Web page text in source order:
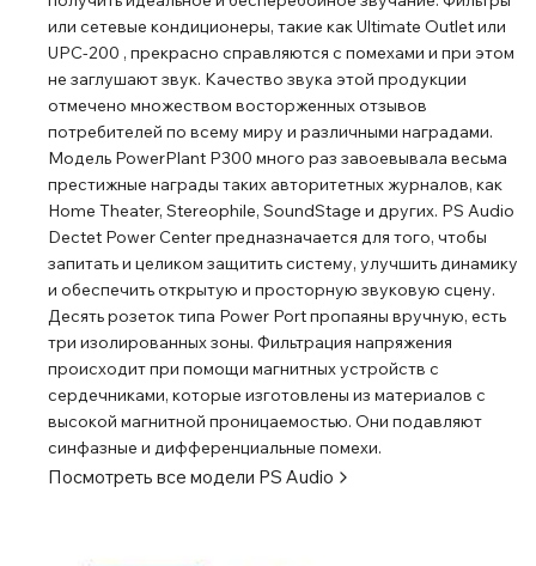
или сетевые кондиционеры, такие как Ultimate Outlet или
UPC-200 , прекрасно справляются с помехами и при этом
не заглушают звук. Качество звука этой продукции
отмечено множеством восторженных отзывов
потребителей по всему миру и различными наградами.
Модель PowerPlant P300 много раз завоевывала весьма
престижные награды таких авторитетных журналов, как
Home Theater, Stereophile, SoundStage и других. PS Audio
Dectet Power Center предназначается для того, чтобы
запитать и целиком защитить систему, улучшить динамику
и обеспечить открытую и просторную звуковую сцену.
Десять розеток типа Power Port пропаяны вручную, есть
три изолированных зоны. Фильтрация напряжения
происходит при помощи магнитных устройств с
сердечниками, которые изготовлены из материалов с
высокой магнитной проницаемостью. Они подавляют
синфазные и дифференциальные помехи.
Посмотреть все модели PS Audio